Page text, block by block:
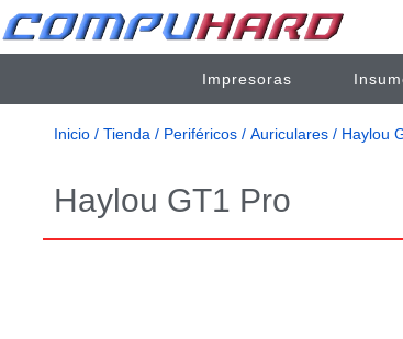
Impresoras
Inicio / Tienda / Periféricos / Auriculares / Haylou
Haylou GT1 Pro